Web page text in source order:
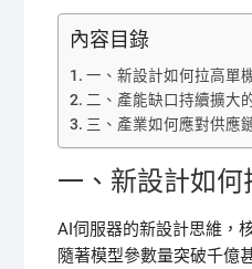
內容目錄
一、新設計如何拉高單
二、產能缺口持續擴大
三、產業如何應對供應
一、新設計如何
AI伺服器的新設計思維，
隨著模型參數量突破千億